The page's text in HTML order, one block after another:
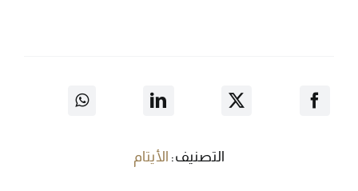
التصنيف: الأيتام